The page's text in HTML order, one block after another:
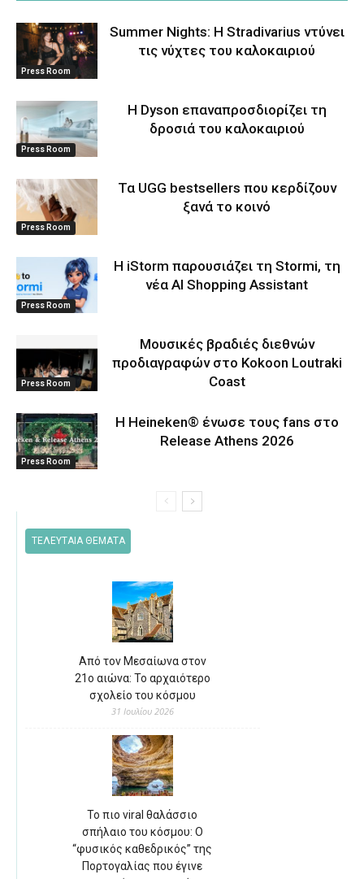
Press Room
Summer Nights: Η Stradivarius ντύνει
τις νύχτες του καλοκαιριού
Press Room
Η Dyson επαναπροσδιορίζει τη
δροσιά του καλοκαιριού
Press Room
Τα UGG bestsellers που κερδίζουν
ξανά το κοινό
Press Room
Η iStorm παρουσιάζει τη Stormi, τη
νέα AI Shopping Assistant
Press Room
Μουσικές βραδιές διεθνών
προδιαγραφών στο Kokoon Loutraki
Coast
Press Room
Η Heineken® ένωσε τους fans στο
Release Athens 2026
ΤΕΛΕΥΤΑΙΑ ΘΕΜΑΤΑ
Από τον Μεσαίωνα στον
21ο αιώνα: Το αρχαιότερο
σχολείο του κόσμου
31 Ιουλίου 2026
Το πιο viral θαλάσσιο
σπήλαιο του κόσμου: Ο
“φυσικός καθεδρικός” της
Πορτογαλίας που έγινε